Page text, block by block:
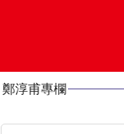
鄭淳甫專欄